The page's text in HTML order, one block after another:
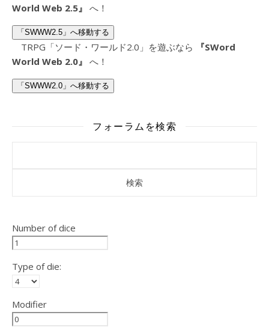
World Web 2.5』 へ！
「SWWW2.5」へ移動する
TRPG「ソード・ワールド2.0」を遊ぶなら
『SWord
World Web 2.0』 へ！
「SWWW2.0」へ移動する
フォーラムを検索
Number of dice
Type of die:
Modifier